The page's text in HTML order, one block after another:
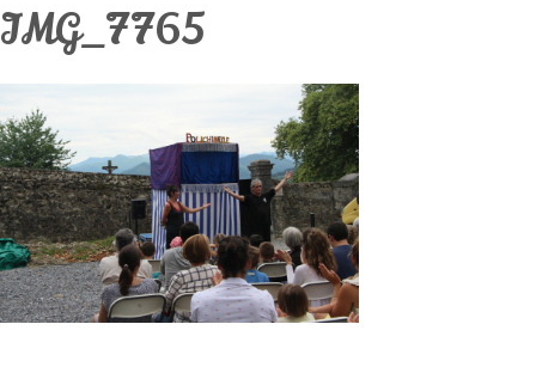
IMG_7765